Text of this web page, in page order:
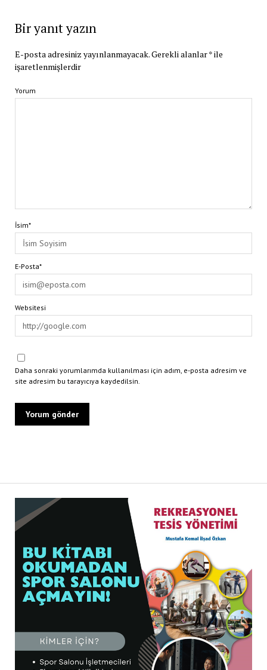
Bir yanıt yazın
E-posta adresiniz yayınlanmayacak.Gerekli alanlar*ile
işaretlenmişlerdir
Yorum
İsim*
E-Posta*
Websitesi
Daha sonraki yorumlarımda kullanılması için adım, e-posta adresim ve
site adresim bu tarayıcıya kaydedilsin.